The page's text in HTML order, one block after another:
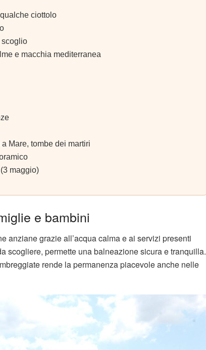
ciottolo
scoglio
e macchia mediterranea
Mare, tombe dei martiri
maggio)
e bambini
anziane grazie all’acqua calma e ai servizi presenti
scogliere, permette una balneazione sicura e tranquilla.
rende la permanenza piacevole anche nelle